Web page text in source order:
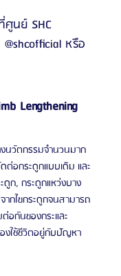
นย์ SHC
หรือ
Lengthening
นวัตกรรมจำนวนมาก
ต่อกระดูกแบบเดิม และ
ก, กระดูกแหว่งบาง
กไขกระดูกจนสามารถ
อกันของกระและ
งใช้ชีวิตอยู่กับปัญหา